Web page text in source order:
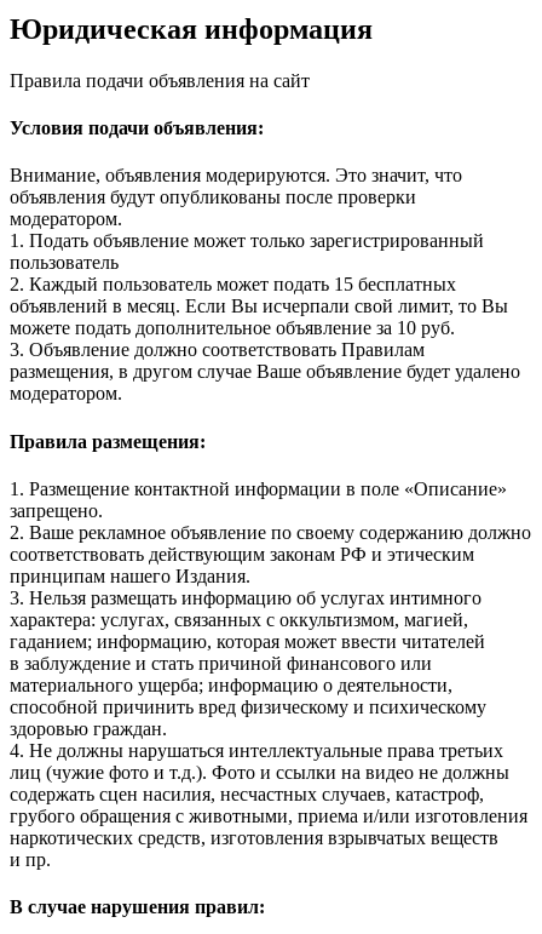
Юридическая информация
Правила подачи объявления на сайт
Условия подачи объявления:
Внимание, объявления модерируются. Это значит, что
объявления будут опубликованы после проверки
модератором.
1. Подать объявление может только зарегистрированный
пользователь
2. Каждый пользователь может подать 15 бесплатных
объявлений в месяц. Если Вы исчерпали свой лимит, то Вы
можете подать дополнительное объявление за 10 руб.
3. Объявление должно соответствовать Правилам
размещения, в другом случае Ваше объявление будет удалено
модератором.
Правила размещения:
1. Размещение контактной информации в поле «Описание»
запрещено.
2. Ваше рекламное объявление по своему содержанию должно
соответствовать действующим законам РФ и этическим
принципам нашего Издания.
3. Нельзя размещать информацию об услугах интимного
характера: услугах, связанных с оккультизмом, магией,
гаданием; информацию, которая может ввести читателей
в заблуждение и стать причиной финансового или
материального ущерба; информацию о деятельности,
способной причинить вред физическому и психическому
здоровью граждан.
4. Не должны нарушаться интеллектуальные права третьих
лиц (чужие фото и т.д.). Фото и ссылки на видео не должны
содержать сцен насилия, несчастных случаев, катастроф,
грубого обращения с животными, приема и/или изготовления
наркотических средств, изготовления взрывчатых веществ
и пр.
В случае нарушения правил: